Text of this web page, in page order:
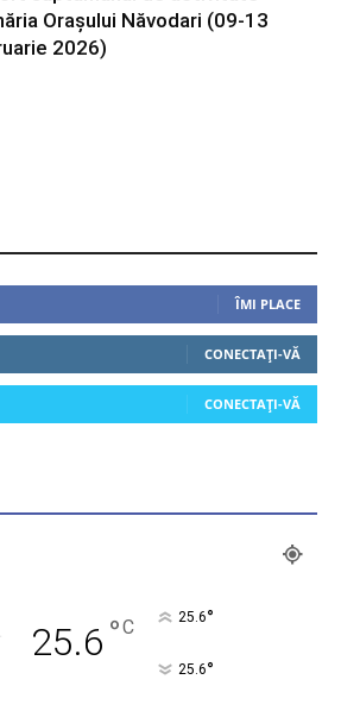
Orașului Năvodari (09-13
2026)
ÎMI PLACE
CONECTAȚI-VĂ
CONECTAȚI-VĂ
25.6 °C 25.6°
25.6°